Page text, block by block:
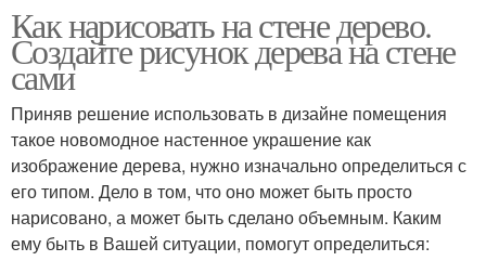
Дерево на стене Дерево из фанеры
Стены за небольшие
деньги
Как нарисовать на стене дерево.
Создайте рисунок дерева на стене
сами
Приняв решение использовать в дизайне помещения
такое новомодное настенное украшение как
изображение дерева, нужно изначально определиться с
его типом. Дело в том, что оно может быть просто
нарисовано, а может быть сделано объемным. Каким
ему быть в Вашей ситуации, помогут определиться: